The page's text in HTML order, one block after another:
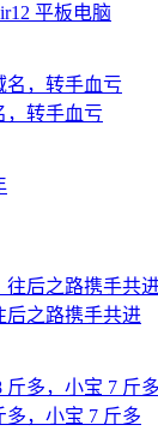
平板电脑
，转手血亏
后之路携手共进
多，小宝 7 斤多